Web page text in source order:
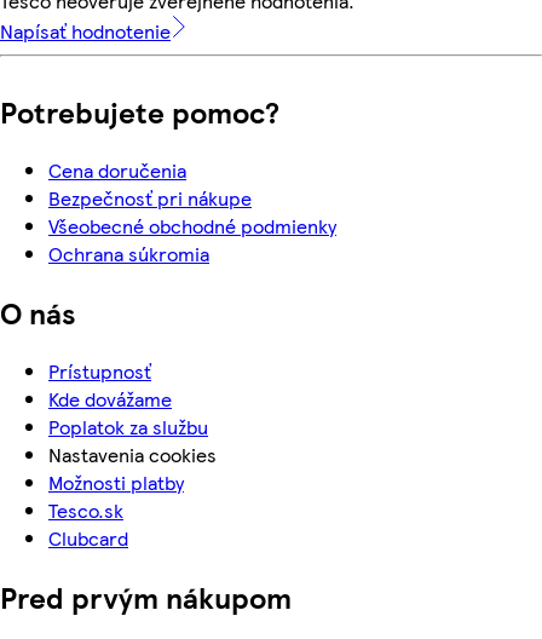
Napísať hodnotenie
Potrebujete pomoc?
Cena doručenia
Bezpečnosť pri nákupe
Všeobecné obchodné podmienky
Ochrana súkromia
O nás
Prístupnosť
Kde dovážame
Poplatok za službu
Nastavenia cookies
Možnosti platby
Tesco.sk
Clubcard
Pred prvým nákupom